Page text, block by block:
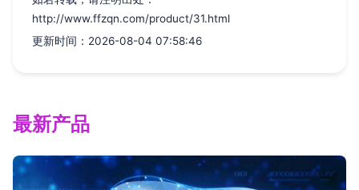
http://www.ffzqn.com/product/31.html
更新时间：2026-08-04 07:58:46
最新产品